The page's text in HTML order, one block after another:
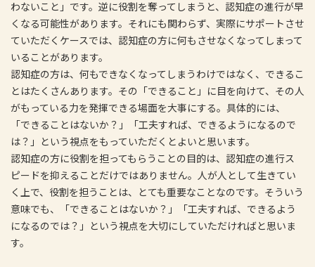
わないこと」です。逆に役割を奪ってしまうと、認知症の進行が早
くなる可能性があります。それにも関わらず、実際にサポートさせ
ていただくケースでは、認知症の方に何もさせなくなってしまって
いることがあります。
認知症の方は、何もできなくなってしまうわけではなく、できるこ
とはたくさんあります。その「できること」に目を向けて、その人
がもっている力を発揮できる場面を大事にする。具体的には、
「できることはないか？」「工夫すれば、できるようになるので
は？」という視点をもっていただくとよいと思います。
認知症の方に役割を担ってもらうことの目的は、認知症の進行ス
ピードを抑えることだけではありません。人が人として生きてい
く上で、役割を担うことは、とても重要なことなのです。そういう
意味でも、「できることはないか？」「工夫すれば、できるよう
になるのでは？」という視点を大切にしていただければと思いま
す。